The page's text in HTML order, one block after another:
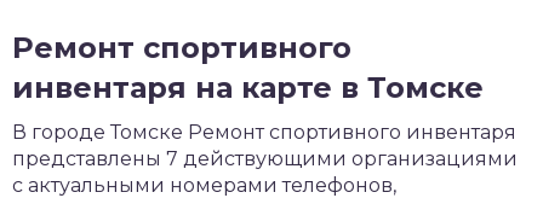
Ремонт спортивного
инвентаря на карте в Томске
В городе Томске Ремонт спортивного инвентаря
представлены 7 действующими организациями
с актуальными номерами телефонов,